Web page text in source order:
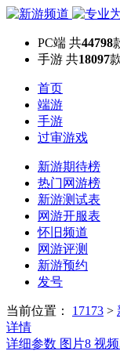
PC端 共44798
手游 共18097
首页
端游
手游
过审游戏
新游期待榜
热门网游榜
新游测试表
网游开服表
怀旧频道
网游评测
新游预约
发号
当前位置： 17173 >
详情
详细参数 图片8 视频